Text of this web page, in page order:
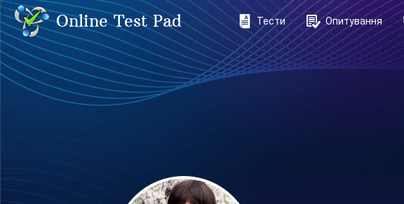
Online Test Pad Тести Опитування